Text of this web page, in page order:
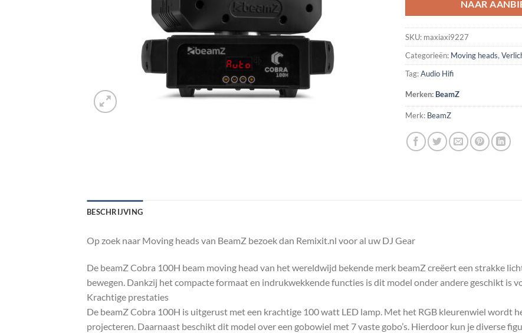
NAAR
SKU: maxiaxi9227
Categorieën: Moving heads,
Tag:Audio Hifi
Merken: BeamZ
Merk: BeamZ
BESCHRIJVING
Op zoek naar Moving heads van BeamZ bezoek dan Remixit.nl voor al uw DJ Gear
De beamZ Cobra 100H beam moving head van het wereldwijd bekende merk beamZ creëert een strakke
bewegen. Dankzij het compacte formaat en indrukwekkende functies is dit model onder andere geschikt is
Krachtige prestaties
De beamZ Cobra 100H is uitgerust met een krachtige 100 watt LED lamp. Met het RGB kleurenwiel wordt
projecteren. Daarnaast beschikt dit model over een gobowiel met 7 vaste gobo’s. Hierdoor kun je diverse